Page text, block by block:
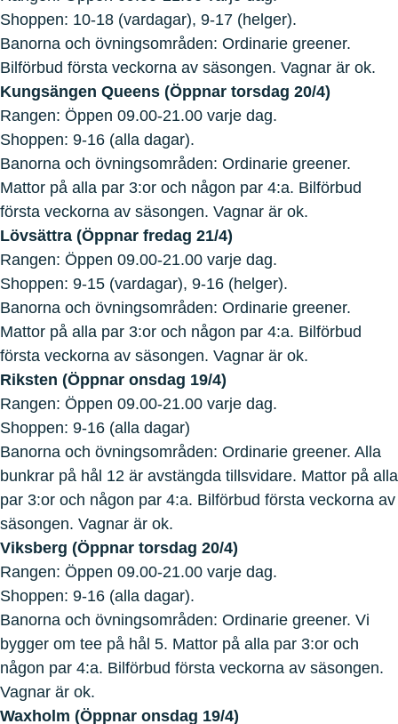
Shoppen: 10-18 (vardagar), 9-17 (helger).
Banorna och övningsområden: Ordinarie greener.
Bilförbud första veckorna av säsongen. Vagnar är ok.
Kungsängen Queens (Öppnar torsdag 20/4)
Rangen: Öppen 09.00-21.00 varje dag.
Shoppen: 9-16 (alla dagar).
Banorna och övningsområden: Ordinarie greener.
Mattor på alla par 3:or och någon par 4:a. Bilförbud
första veckorna av säsongen. Vagnar är ok.
Lövsättra (Öppnar fredag 21/4)
Rangen: Öppen 09.00-21.00 varje dag.
Shoppen: 9-15 (vardagar), 9-16 (helger).
Banorna och övningsområden: Ordinarie greener.
Mattor på alla par 3:or och någon par 4:a. Bilförbud
första veckorna av säsongen. Vagnar är ok.
Riksten (Öppnar onsdag 19/4)
Rangen: Öppen 09.00-21.00 varje dag.
Shoppen: 9-16 (alla dagar)
Banorna och övningsområden: Ordinarie greener. Alla
bunkrar på hål 12 är avstängda tillsvidare. Mattor på alla
par 3:or och någon par 4:a. Bilförbud första veckorna av
säsongen. Vagnar är ok.
Viksberg (Öppnar torsdag 20/4)
Rangen: Öppen 09.00-21.00 varje dag.
Shoppen: 9-16 (alla dagar).
Banorna och övningsområden: Ordinarie greener. Vi
bygger om tee på hål 5. Mattor på alla par 3:or och
någon par 4:a. Bilförbud första veckorna av säsongen.
Vagnar är ok.
Waxholm (Öppnar onsdag 19/4)